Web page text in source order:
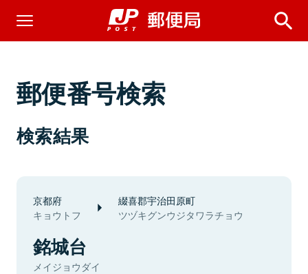
郵便番号検索
検索結果
京都府
キョウトフ
綴喜郡宇治田原町
ツヅキグンウジタワラチョウ
銘城台
メイジョウダイ